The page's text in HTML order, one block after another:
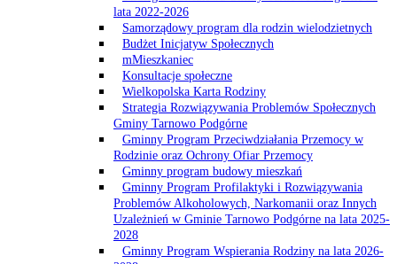
lata 2022-2026
Samorządowy program dla rodzin wielodzietnych
Budżet Inicjatyw Społecznych
mMieszkaniec
Konsultacje społeczne
Wielkopolska Karta Rodziny
Strategia Rozwiązywania Problemów Społecznych
Gminy Tarnowo Podgórne
Gminny Program Przeciwdziałania Przemocy w
Rodzinie oraz Ochrony Ofiar Przemocy
Gminny program budowy mieszkań
Gminny Program Profilaktyki i Rozwiązywania
Problemów Alkoholowych, Narkomanii oraz Innych
Uzależnień w Gminie Tarnowo Podgórne na lata 2025-
2028
Gminny Program Wspierania Rodziny na lata 2026-